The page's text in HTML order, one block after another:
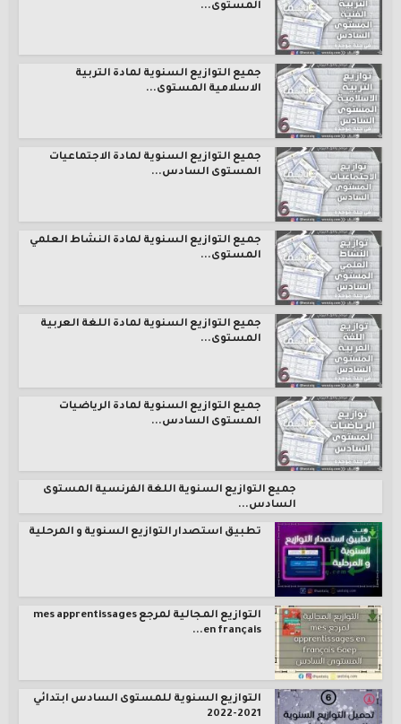
المستوى...
جميع التوازيع السنوية لمادة التربية
الاسلامية المستوى...
جميع التوازيع السنوية لمادة الاجتماعيات
المستوى السادس...
جميع التوازيع السنوية لمادة النشاط العلمي
المستوى...
جميع التوازيع السنوية لمادة اللغة العربية
المستوى...
جميع التوازيع السنوية لمادة الرياضيات
المستوى السادس...
جميع التوازيع السنوية اللغة الفرنسية المستوى
السادس...
تطبيق استصدار التوازيع السنوية و المرحلية
التوازيع المجالية لمرجع mes apprentissages
en français...
التوازيع السنوية للمستوى السادس ابتدائي
2021-2022